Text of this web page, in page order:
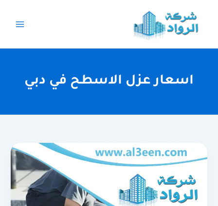
المحتوى
اسعار عزل الاسطح في دبي